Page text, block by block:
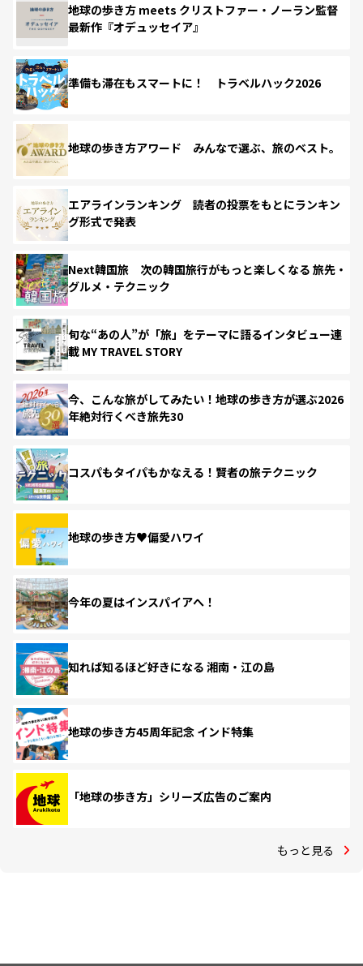
地球の歩き方 meets クリストファー・ノーラン監督
最新作『オデュッセイア』
準備も滞在もスマートに！ トラベルハック2026
地球の歩き方アワード みんなで選ぶ、旅のベスト。
エアラインランキング 読者の投票をもとにランキン
グ形式で発表
Next韓国旅 次の韓国旅行がもっと楽しくなる 旅先・
グルメ・テクニック
旬な“あの人”が「旅」をテーマに語るインタビュー連
載 MY TRAVEL STORY
今、こんな旅がしてみたい！地球の歩き方が選ぶ2026
年絶対行くべき旅先30
コスパもタイパもかなえる！賢者の旅テクニック
地球の歩き方♥偏愛ハワイ
今年の夏はインスパイアへ！
知れば知るほど好きになる 湘南・江の島
地球の歩き方45周年記念 インド特集
「地球の歩き方」シリーズ広告のご案内
もっと見る